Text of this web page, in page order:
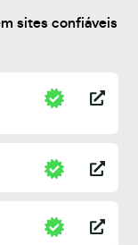
sites confiáveis